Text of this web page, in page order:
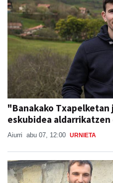
"Banakako Txapelketan
eskubidea
Aiurri abu 07, 12:00 URNIETA